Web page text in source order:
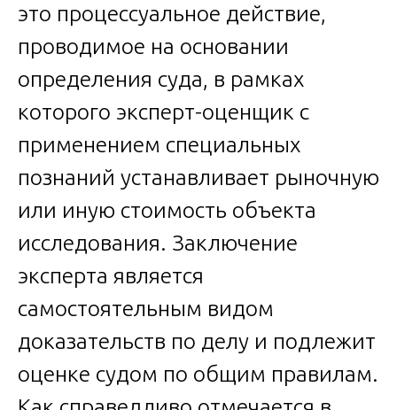
это процессуальное действие,
проводимое на основании
определения суда, в рамках
которого эксперт-оценщик с
применением специальных
познаний устанавливает рыночную
или иную стоимость объекта
исследования. Заключение
эксперта является
самостоятельным видом
доказательств по делу и подлежит
оценке судом по общим правилам.